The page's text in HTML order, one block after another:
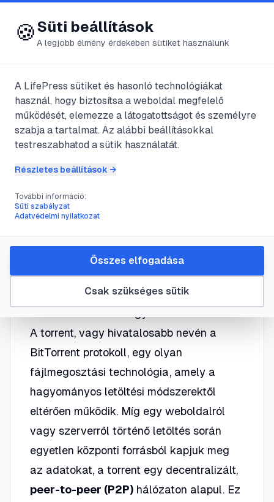
😍 LifePress
@Szandejpradip
2025. október 13. ·9 perc olvasás
Torrent letöltés és
megnyitás:
részletes útmutató
kezdőknek
fájl letöltés #p2p #bittorrent
A torrent, vagy hivatalosabb nevén a
BitTorrent protokoll, egy olyan
fájlmegosztási technológia, amely a
hagyományos letöltési módszerektől
eltérően működik. Míg egy weboldalról
vagy szerverről történő letöltés során
egyetlen központi forrásból kapjuk meg
az adatokat, a torrent egy decentralizált,
peer-to-peer (P2P) hálózaton alapul. Ez
🍪Süti beállítások
A legjobb élmény érdekében sütiket használunk
A LifePress sütiket és hasonló technológiákat
használ, hogy biztosítsa a weboldal megfelelő
működését, elemezze a látogatottságot és személyre
szabja a tartalmat. Az alábbi beállításokkal
testreszabhatod a sütik használatát.
Részletes beállítások →
További információ:
Süti szabályzat
Adatvédelmi nyilatkozat
Csak szükséges sütik
Összes elfogadása